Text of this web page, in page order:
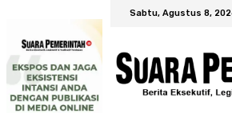
Sabtu, Agustus 8,